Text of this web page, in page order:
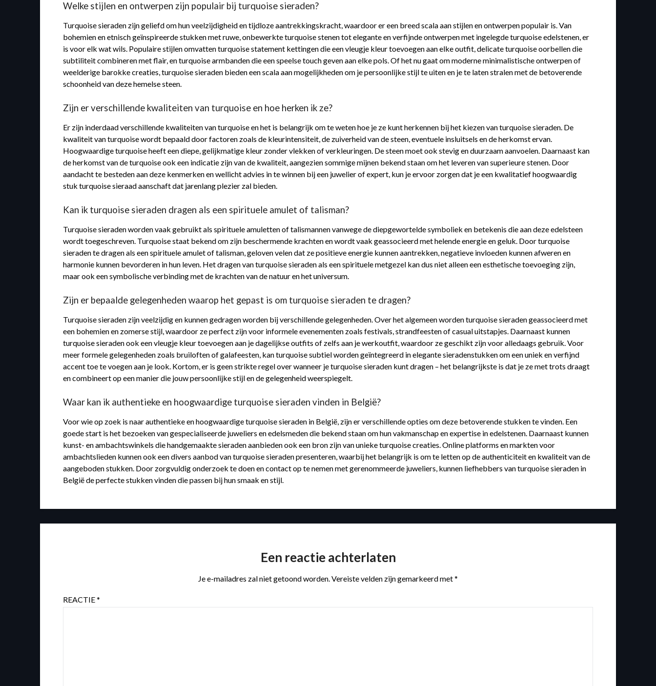
Welke stijlen en ontwerpen zijn populair bij turquoise sieraden?
Turquoise sieraden zijn geliefd om hun veelzijdigheid en tijdloze aantrekkingskracht, waardoor er een breed scala aan stijlen en ontwerpen populair is. Van
bohemien en etnisch geïnspireerde stukken met ruwe, onbewerkte turquoise stenen tot elegante en verfijnde ontwerpen met ingelegde turquoise edelstenen, er
is voor elk wat wils. Populaire stijlen omvatten turquoise statement kettingen die een vleugje kleur toevoegen aan elke outfit, delicate turquoise oorbellen die
subtiliteit combineren met flair, en turquoise armbanden die een speelse touch geven aan elke pols. Of het nu gaat om moderne minimalistische ontwerpen of
weelderige barokke creaties, turquoise sieraden bieden een scala aan mogelijkheden om je persoonlijke stijl te uiten en je te laten stralen met de betoverende
schoonheid van deze hemelse steen.
Zijn er verschillende kwaliteiten van turquoise en hoe herken ik ze?
Er zijn inderdaad verschillende kwaliteiten van turquoise en het is belangrijk om te weten hoe je ze kunt herkennen bij het kiezen van turquoise sieraden. De
kwaliteit van turquoise wordt bepaald door factoren zoals de kleurintensiteit, de zuiverheid van de steen, eventuele insluitsels en de herkomst ervan.
Hoogwaardige turquoise heeft een diepe, gelijkmatige kleur zonder vlekken of verkleuringen. De steen moet ook stevig en duurzaam aanvoelen. Daarnaast kan
de herkomst van de turquoise ook een indicatie zijn van de kwaliteit, aangezien sommige mijnen bekend staan om het leveren van superieure stenen. Door
aandacht te besteden aan deze kenmerken en wellicht advies in te winnen bij een juwelier of expert, kun je ervoor zorgen dat je een kwalitatief hoogwaardig
stuk turquoise sieraad aanschaft dat jarenlang plezier zal bieden.
Kan ik turquoise sieraden dragen als een spirituele amulet of talisman?
Turquoise sieraden worden vaak gebruikt als spirituele amuletten of talismannen vanwege de diepgewortelde symboliek en betekenis die aan deze edelsteen
wordt toegeschreven. Turquoise staat bekend om zijn beschermende krachten en wordt vaak geassocieerd met helende energie en geluk. Door turquoise
sieraden te dragen als een spirituele amulet of talisman, geloven velen dat ze positieve energie kunnen aantrekken, negatieve invloeden kunnen afweren en
harmonie kunnen bevorderen in hun leven. Het dragen van turquoise sieraden als een spirituele metgezel kan dus niet alleen een esthetische toevoeging zijn,
maar ook een symbolische verbinding met de krachten van de natuur en het universum.
Zijn er bepaalde gelegenheden waarop het gepast is om turquoise sieraden te dragen?
Turquoise sieraden zijn veelzijdig en kunnen gedragen worden bij verschillende gelegenheden. Over het algemeen worden turquoise sieraden geassocieerd met
een bohemien en zomerse stijl, waardoor ze perfect zijn voor informele evenementen zoals festivals, strandfeesten of casual uitstapjes. Daarnaast kunnen
turquoise sieraden ook een vleugje kleur toevoegen aan je dagelijkse outfits of zelfs aan je werkoutfit, waardoor ze geschikt zijn voor alledaags gebruik. Voor
meer formele gelegenheden zoals bruiloften of galafeesten, kan turquoise subtiel worden geïntegreerd in elegante sieradenstukken om een uniek en verfijnd
accent toe te voegen aan je look. Kortom, er is geen strikte regel over wanneer je turquoise sieraden kunt dragen – het belangrijkste is dat je ze met trots draagt
en combineert op een manier die jouw persoonlijke stijl en de gelegenheid weerspiegelt.
Waar kan ik authentieke en hoogwaardige turquoise sieraden vinden in België?
Voor wie op zoek is naar authentieke en hoogwaardige turquoise sieraden in België, zijn er verschillende opties om deze betoverende stukken te vinden. Een
goede start is het bezoeken van gespecialiseerde juweliers en edelsmeden die bekend staan om hun vakmanschap en expertise in edelstenen. Daarnaast kunnen
kunst- en ambachtswinkels die handgemaakte sieraden aanbieden ook een bron zijn van unieke turquoise creaties. Online platforms en markten voor
ambachtslieden kunnen ook een divers aanbod van turquoise sieraden presenteren, waarbij het belangrijk is om te letten op de authenticiteit en kwaliteit van de
aangeboden stukken. Door zorgvuldig onderzoek te doen en contact op te nemen met gerenommeerde juweliers, kunnen liefhebbers van turquoise sieraden in
België de perfecte stukken vinden die passen bij hun smaak en stijl.
Een reactie achterlaten
Je e-mailadres zal niet getoond worden. Vereiste velden zijn gemarkeerd met*
REACTIE*